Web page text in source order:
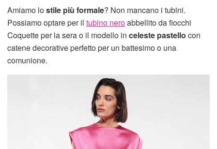
Amiamo lostile più formale? Non mancano i tubini.
Possiamo optare per il tubino neroabbellito da fiocchi
Coquette per la sera o il modello in celeste pastello con
catene decorative perfetto per un battesimo o una
comunione.